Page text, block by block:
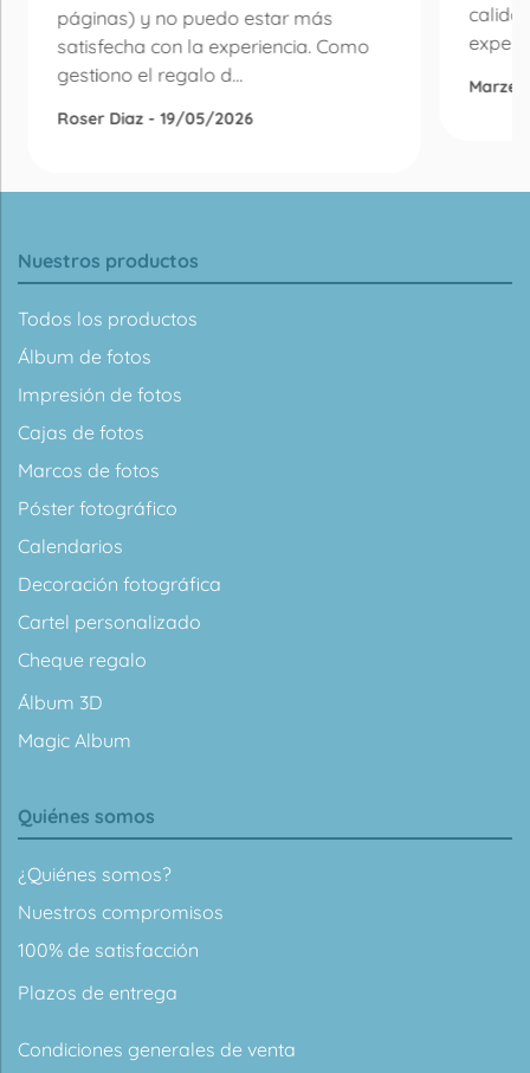
páginas) y no puedo estar más
satisfecha con la experiencia. Como
gestiono el regalo d...
Roser Diaz - 19/05/2026
Nuestros productos
Todos los productos
Álbum de fotos
Impresión de fotos
Cajas de fotos
Marcos de fotos
Póster fotográfico
Calendarios
Decoración fotográfica
Cartel personalizado
Cheque regalo
Álbum 3D
Magic Album
Quiénes somos
¿Quiénes somos?
Nuestros compromisos
100% de satisfacción
Plazos de entrega
Condiciones generales de venta